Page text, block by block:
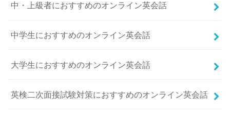
中・上級者におすすめのオンライン英会話
中学生におすすめのオンライン英会話
大学生におすすめのオンライン英会話
英検二次面接試験対策におすすめのオンライン英会話